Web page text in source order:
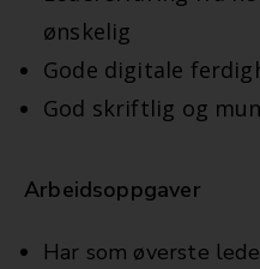
ønskelig
Gode digitale
God skriftlig og
Arbeidsoppgaver
Har som øverste